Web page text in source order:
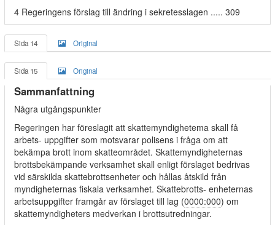
4 Regeringens förslag till ändring i sekretesslagen ..... 309
Sida 14 Original
Sida 15 Original
Sammanfattning
Några utgångspunkter
Regeringen har föreslagit att skattemyndighetema skall få
arbets- uppgifter som motsvarar polisens i fråga om att
bekämpa brott inom skatteområdet. Skattemyndigheternas
brottsbekämpande verksamhet skall enligt förslaget bedrivas
vid särskilda skattebrottsenheter och hållas åtskild från
myndigheternas fiskala verksamhet. Skattebrotts- enheternas
arbetsuppgifter framgår av förslaget till lag (0000:000) om
skattemyndigheters medverkan i brottsutredningar.